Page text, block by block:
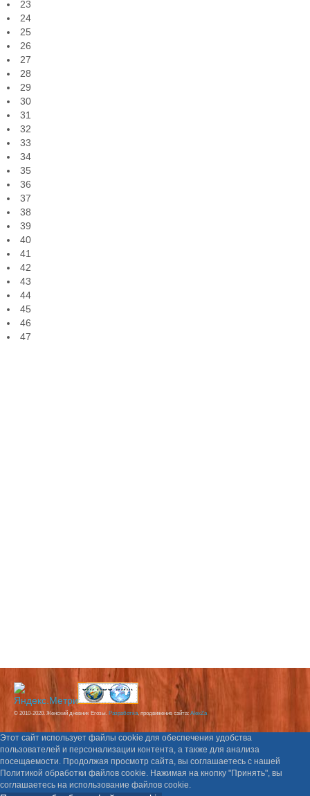
23
24
25
26
27
28
29
30
31
32
33
34
35
36
37
38
39
40
41
42
43
44
45
46
47
© 2010-2020. Женский дневник Егозы. Разработка , продвижение сайта: AlexZa
Этот сайт использует файлы cookie для обеспечения удобства
пользователей и персонализации контента, а также для анализа
посещаемости. Продолжая просмотр сайта, вы соглашаетесь с нашей
Политикой обработки файлов cookie. Нажимая на кнопку "Принять", вы
соглашаетесь на использование файлов cookie.